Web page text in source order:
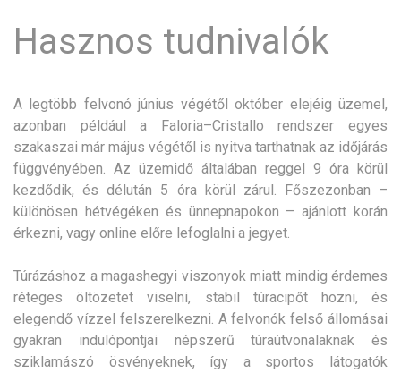
Hasznos tudnivalók
A legtöbb felvonó június végétől október elejéig üzemel,
azonban például a Faloria–Cristallo rendszer egyes
szakaszai már május végétől is nyitva tarthatnak az időjárás
függvényében. Az üzemidő általában reggel 9 óra körül
kezdődik, és délután 5 óra körül zárul. Főszezonban –
különösen hétvégéken és ünnepnapokon – ajánlott korán
érkezni, vagy online előre lefoglalni a jegyet.
Túrázáshoz a magashegyi viszonyok miatt mindig érdemes
réteges öltözetet viselni, stabil túracipőt hozni, és
elegendő vízzel felszerelkezni. A felvonók felső állomásai
gyakran indulópontjai népszerű túraútvonalaknak és
sziklamászó ösvényeknek, így a sportos látogatók